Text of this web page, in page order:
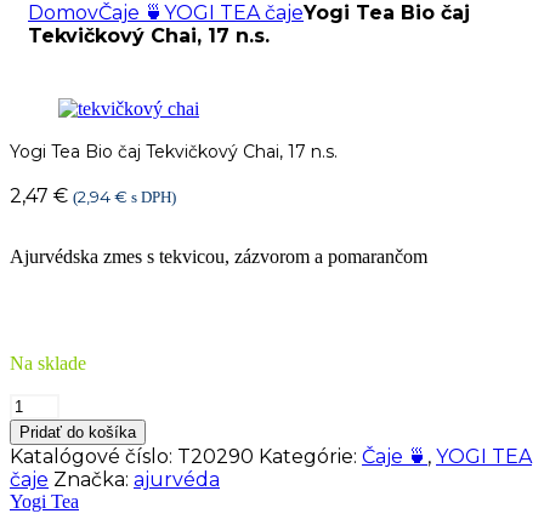
DomovČaje 🍵 YOGI TEA čajeYogi Tea Bio čaj
Tekvičkový Chai, 17 n.s.
Yogi Tea Bio čaj Tekvičkový Chai, 17 n.s.
2,47 € (2,94€ s DPH)
Ajurvédska zmes s tekvicou, zázvorom a pomarančom
Na sklade
množstvo
Yogi
Tea
Bio
čaj
Tekvičkový
Pridať do košíka
Katalógové číslo: T20290 Kategórie: Čaje 🍵 , YOGI TEA
čaje Značka: ajurvéda
Yogi Tea